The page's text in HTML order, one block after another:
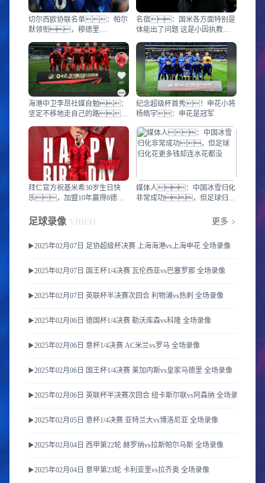
切尔西欧协联名单：帕尔
默领衔，穆德里
名宿：国米各方面特别是
体能出了问题 这是小因执教后
海港中卫李昂社媒自勉：
坚定不移地走自己的路，
纪念超级杯首秀！申花小将
杨皓宇：申花是冠军
拜仁官方祝基米希30岁生日快
乐，加盟10年赢得8德甲3
媒体人：中国冰雪归化
非常成功，但足球归化
足球录像 VIDEO 更多
▶️2025年02月07日 足协超级杯决赛 上海海港vs上海申花 全场录像
▶️2025年02月07日 国王杯1/4决赛 瓦伦西亚vs巴塞罗那 全场录像
▶️2025年02月07日 英联杯半决赛次回合 利物浦vs热刺 全场录像
▶️2025年02月06日 德国杯1/4决赛 勒沃库森vs科隆 全场录像
▶️2025年02月06日 意杯1/4决赛 AC米兰vs罗马 全场录像
▶️2025年02月06日 国王杯1/4决赛 莱加内斯vs皇家马德里 全场录像
▶️2025年02月06日 英联杯半决赛次回合 纽卡斯尔联vs阿森纳 全场录像
▶️2025年02月05日 意杯1/4决赛 亚特兰大vs博洛尼亚 全场录像
▶️2025年02月04日 西甲第22轮 赫罗纳vs拉斯帕尔马斯 全场录像
▶️2025年02月04日 意甲第23轮 卡利亚里vs拉齐奥 全场录像